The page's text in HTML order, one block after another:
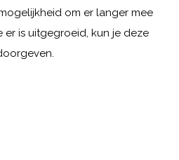
om er langer mee
is uitgegroeid, kun je deze